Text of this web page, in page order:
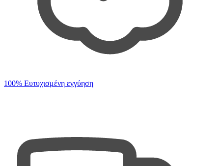
100% Ευτυχισμένη εγγύηση